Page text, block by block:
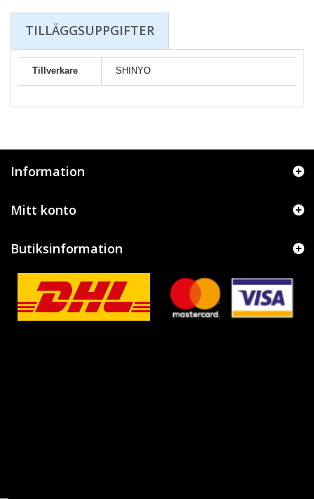
TILLÄGGSUPPGIFTER
Tillverkare SHINYO
Information
Mitt konto
Butiksinformation